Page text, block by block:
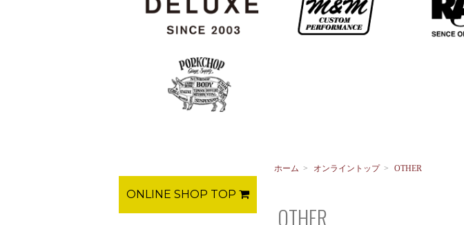
ホーム > オンライントップ > OTHER
OTHER
ONLINE SHOP TOP